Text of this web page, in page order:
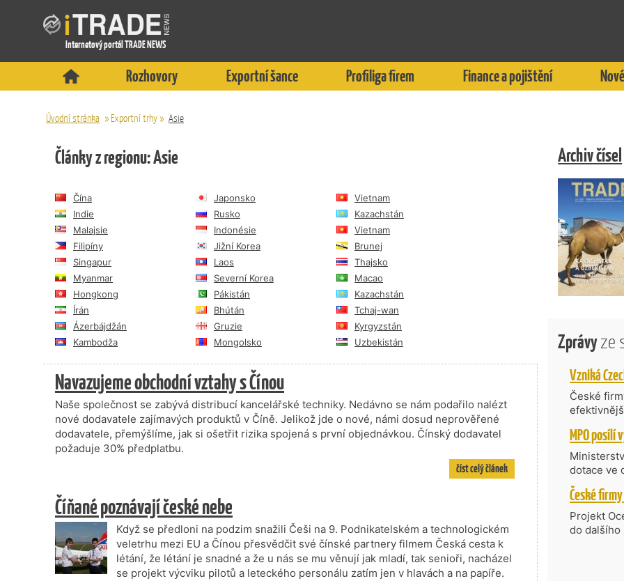
Internetový portál TRADE NEWS
Rozhovory Exportní šance Profiliga firem Finance a pojištění
Úvodní stránka » Exportní trhy» Asie
Články z regionu: Asie
Čína Japonsko
Vietnam
Indie
Rusko
Kazachstán
Malajsie
Indonésie
Vietnam
Filipíny
Jižní Korea
Brunej
Singapur
Laos
Thajsko
Myanmar
Severní Korea
Macao
Hongkong
Pákistán
Kazachstán
Írán
Bhútán
Tchaj-wan
Ázerbájdžán
Gruzie
Kyrgyzstán
Kambodža
Mongolsko Uzbekistán
Navazujeme obchodní vztahy s Čínou
Naše společnost se zabývá distribucí kancelářské techniky. Nedávno se nám podařilo nalézt
nové dodavatele zajímavých produktů v Číně. Jelikož jde o nové, námi dosud neprověřené
dodavatele, přemýšlíme, jak si ošetřit rizika spojená s první objednávkou. Čínský dodavatel
požaduje 30% předplatbu.
číst celý článek
Číňané poznávají české nebe
Když se předloni na podzim snažili Češi na 9. Podnikatelském a technologickém
veletrhu mezi EU a Čínou přesvědčit své čínské partnery filmem Česká cesta k
létání, že létání je snadné a že u nás se mu věnují jak mladí, tak senioři, nacházel
se projekt výcviku pilotů a leteckého personálu zatím jen v hlavách a na papíře.
Archiv čísel
Zprávyze
České
nabídne
zahraniční
dotace ve
Transfer,
Částkou
umělé
do
Projekt
do dalšího
prosazují